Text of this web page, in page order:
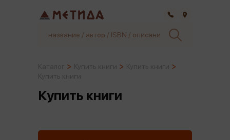
Купить книги